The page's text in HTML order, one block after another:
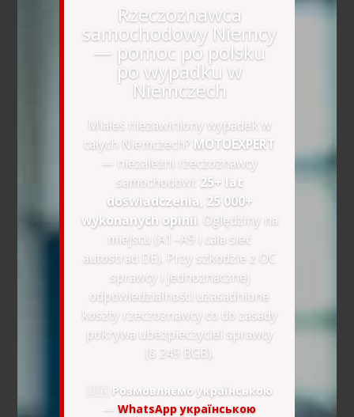
Rzeczoznawca
samochodowy Niemcy
— pomoc po polsku
po wypadku w
Niemczech
Miałeś niezawiniony wypadek w
całych Niemczech? MOTOEXPERT
— niezależni rzeczoznawcy
samochodowi: 25+ lat
doświadczenia, 25 000+
wykonanych opinii . Oględziny na
miejscu (A1–A9 i cała sieć
autostrad DE). Przy szkodzie z OC
sprawcy i jednoznacznej
odpowiedzialności uzasadnione
koszty rzeczoznawcy co do zasady
pokrywa ubezpieczyciel sprawcy
(§ 249 BGB).
🇺🇦 Розмовляємо українською
— WhatsApp українською